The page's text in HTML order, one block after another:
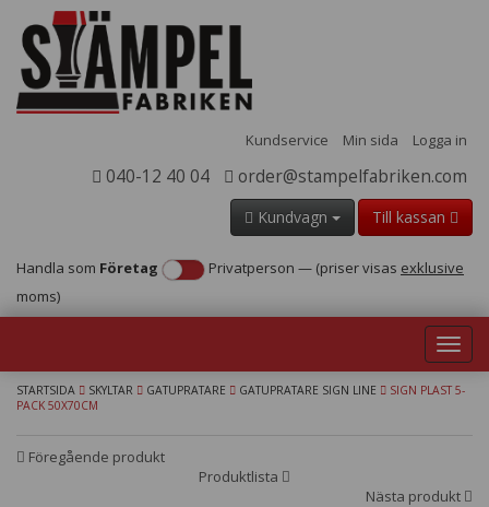
Kundservice Min sida Logga in
040-12 40 04 order@stampelfabriken.com
Kundvagn Till kassan
Handla som Företag Privatperson — (priser visas exklusive
moms)
STARTSIDA SKYLTAR GATUPRATARE GATUPRATARE SIGN LINE
SIGN PLAST 5-
PACK 50X70CM
Föregående produkt
Produktlista
Nästa produkt